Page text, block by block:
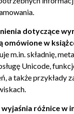
metaznaki (106)
związane z
(109)
(113)
informacji (115)
dotyczące
omówione w
m.in. składnię,
Unicode,
a także przykłady
wyjaśnia różnice w